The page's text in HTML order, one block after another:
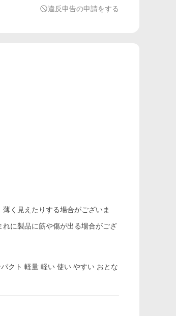
違反申告の申請をする
く見えたりする場合がございま
に製品に筋や傷が出る場合がござ
クト 軽量 軽い 使い やすい おとな